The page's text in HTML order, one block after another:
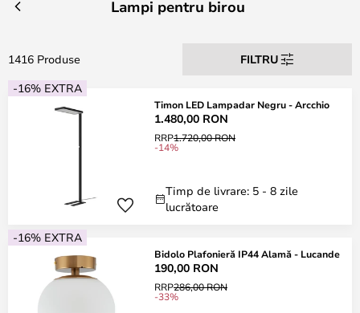
Lampi pentru birou
1416 Produse
FILTRU
-16% EXTRA
Timon LED Lampadar Negru - Arcchio
1.480,00 RON
RRP1.720,00 RON
-14%
Timp de livrare: 5 - 8 zile
lucrătoare
-16% EXTRA
Bidolo Plafonieră IP44 Alamă - Lucande
190,00 RON
RRP286,00 RON
-33%